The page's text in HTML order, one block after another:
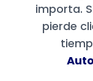
importa.
pierde